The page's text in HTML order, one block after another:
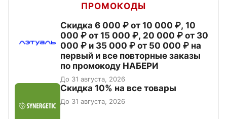
ПРОМОКОДЫ
Скидка 6 000 ₽ от 10 000 ₽, 10
000 ₽ от 15 000 ₽, 20 000 ₽ от 30
000 ₽ и 35 000 ₽ от 50 000 ₽ на
первый и все повторные заказы
по промокоду НАБЕРИ
До 31 августа, 2026
Скидка 10% на все товары
До 31 августа, 2026